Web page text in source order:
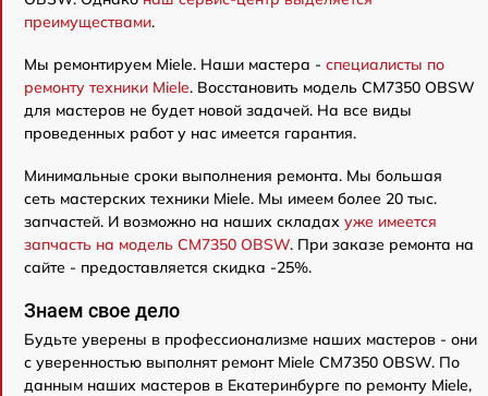
преимуществами.
Мы ремонтируем Miele. Наши мастера - специалисты по
ремонту техники Miele. Восстановить модель CM7350 OBSW
для мастеров не будет новой задачей. На все виды
проведенных работ у нас имеется гарантия.
Минимальные сроки выполнения ремонта. Мы большая
сеть мастерских техники Miele. Мы имеем более 20 тыс.
запчастей. И возможно на наших складах уже имеется
запчасть на модель CM7350 OBSW. При заказе ремонта на
сайте - предоставляется скидка -25%.
Знаем свое дело
Будьте уверены в профессионализме наших мастеров - они
с уверенностью выполнят ремонт Miele CM7350 OBSW. По
данным наших мастеров в Екатеринбурге по ремонту Miele,